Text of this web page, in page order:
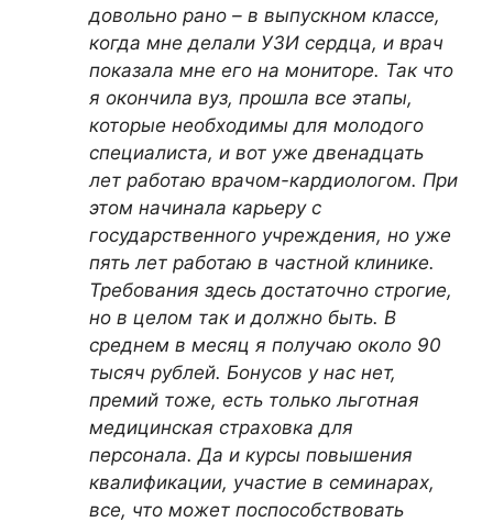
довольно рано – в выпускном классе,
когда мне делали УЗИ сердца, и врач
показала мне его на мониторе. Так что
я окончила вуз, прошла все этапы,
которые необходимы для молодого
специалиста, и вот уже двенадцать
лет работаю врачом-кардиологом. При
этом начинала карьеру с
государственного учреждения, но уже
пять лет работаю в частной клинике.
Требования здесь достаточно строгие,
но в целом так и должно быть. В
среднем в месяц я получаю около 90
тысяч рублей. Бонусов у нас нет,
премий тоже, есть только льготная
медицинская страховка для
персонала. Да и курсы повышения
квалификации, участие в семинарах,
все, что может поспособствовать